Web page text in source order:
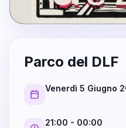
Parco del DLF
Venerdì 5 Giugno
21:00 - 00:00